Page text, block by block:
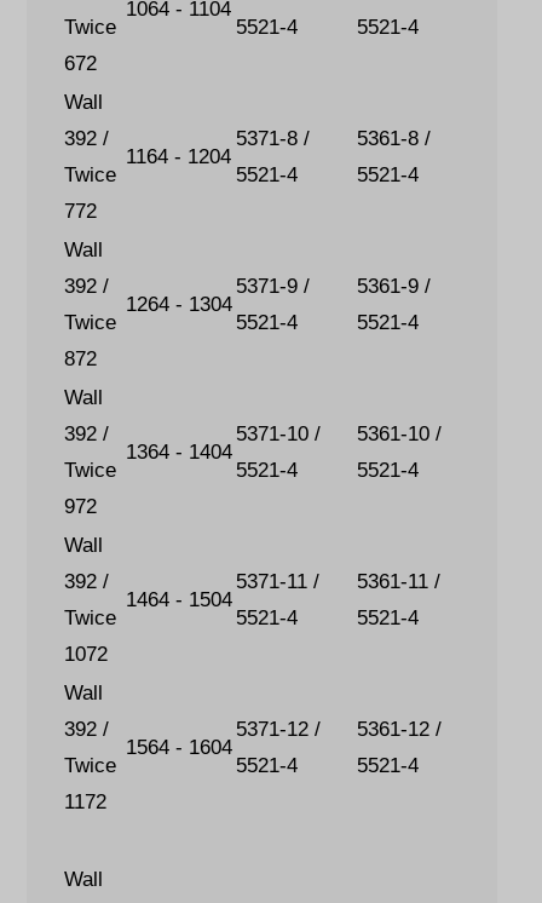
Twice
672
1064 - 1104
5521-4
5521-4
Wall
392 /
Twice
772
1164 - 1204
5371-8 /
5521-4
5361-8 /
5521-4
Wall
392 /
Twice
872
1264 - 1304
5371-9 /
5521-4
5361-9 /
5521-4
Wall
392 /
Twice
972
1364 - 1404
5371-10 /
5521-4
5361-10 /
5521-4
Wall
392 /
Twice
1072
1464 - 1504
5371-11 /
5521-4
5361-11 /
5521-4
Wall
392 /
Twice
1172
1564 - 1604
5371-12 /
5521-4
5361-12 /
5521-4
Wall